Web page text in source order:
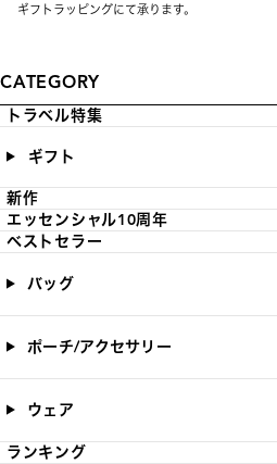
ギフトラッピングにて承ります。
CATEGORY
トラベル特集
ギフト
新作
エッセンシャル10周年
ベストセラー
バッグ
ポーチ/アクセサリー
ウェア
ランキング